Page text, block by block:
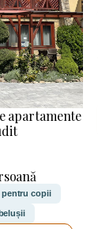
apartamente
pentru copii